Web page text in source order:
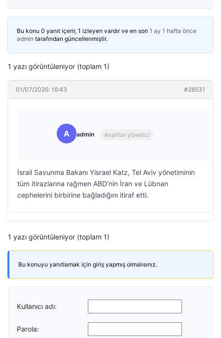
Bu konu 0 yanıt içerir, 1 izleyen vardır ve en son 1 ay 1 hafta önce
admin tarafından güncellenmiştir.
1 yazı görüntüleniyor (toplam 1)
01/07/2026: 16:43 #28531
A admin Anahtar yönetici
İsrail Savunma Bakanı Yisrael Katz, Tel Aviv yönetiminin
tüm itirazlarına rağmen ABD’nin İran ve Lübnan
cephelerini birbirine bağladığını itiraf etti.
1 yazı görüntüleniyor (toplam 1)
Bu konuyu yanıtlamak için giriş yapmış olmalısınız.
Kullanıcı adı:
Parola: